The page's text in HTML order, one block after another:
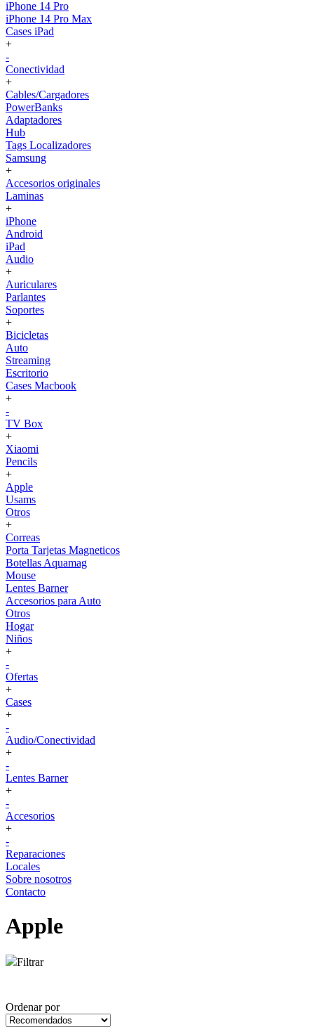
iPhone 14 Pro
iPhone 14 Pro Max
Cases iPad
+
-
Conectividad
+
Cables/Cargadores
PowerBanks
Adaptadores
Hub
Tags Localizadores
Samsung
+
Accesorios originales
Laminas
+
iPhone
Android
iPad
Audio
+
Auriculares
Parlantes
Soportes
+
Bicicletas
Auto
Streaming
Escritorio
Cases Macbook
+
-
TV Box
+
Xiaomi
Pencils
+
Apple
Usams
Otros
+
Correas
Porta Tarjetas Magneticos
Botellas Aquamag
Mouse
Lentes Barner
Accesorios para Auto
Otros
Hogar
Niños
+
-
Ofertas
+
Cases
+
-
Audio/Conectividad
+
-
Lentes Barner
+
-
Accesorios
+
-
Reparaciones
Locales
Sobre nosotros
Contacto
Apple
Filtrar
Ordenar por